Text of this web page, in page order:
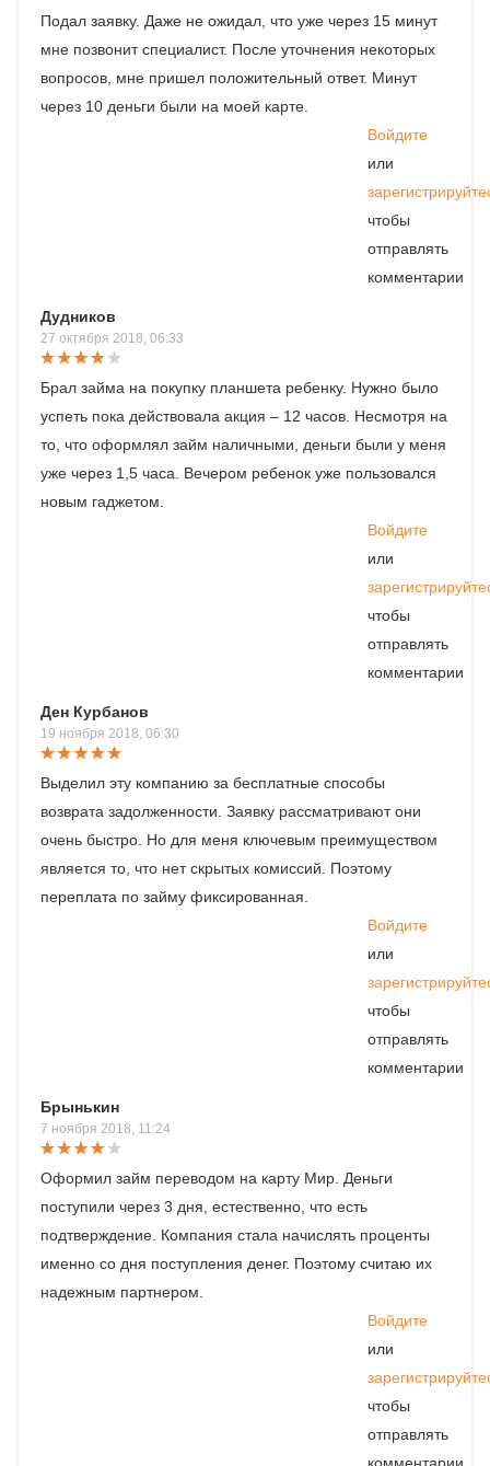
Подал заявку. Даже не ожидал, что уже через 15 минут
мне позвонит специалист. После уточнения некоторых
вопросов, мне пришел положительный ответ. Минут
через 10 деньги были на моей карте.
Войдите
или
чтобы
отправлять
комментарии
Дудников
27 октября 2018, 06:33
Брал займа на покупку планшета ребенку. Нужно было
успеть пока действовала акция – 12 часов. Несмотря на
то, что оформлял займ наличными, деньги были у меня
уже через 1,5 часа. Вечером ребенок уже пользовался
новым гаджетом.
Войдите
или
чтобы
отправлять
комментарии
Ден Курбанов
19 ноября 2018, 06:30
Выделил эту компанию за бесплатные способы
возврата задолженности. Заявку рассматривают они
очень быстро. Но для меня ключевым преимуществом
является то, что нет скрытых комиссий. Поэтому
переплата по займу фиксированная.
Войдите
или
чтобы
отправлять
комментарии
Брынькин
7 ноября 2018, 11:24
Оформил займ переводом на карту Мир. Деньги
поступили через 3 дня, естественно, что есть
подтверждение. Компания стала начислять проценты
именно со дня поступления денег. Поэтому считаю их
надежным партнером.
Войдите
или
чтобы
отправлять